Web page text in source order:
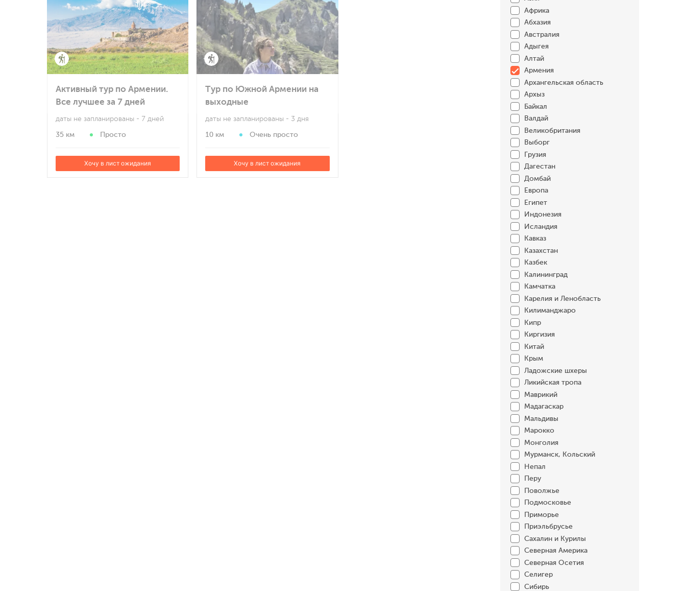
Активный тур по Армении.
Все лучшее за 7 дней
даты не запланированы - 7 дней
35 км Просто
Хочу в лист ожидания
Тур по Южной Армении на
выходные
даты не запланированы - 3 дня
10 км Очень просто
Хочу в лист ожидания
Африка
Абхазия
Австралия
Адыгея
Алтай
Армения
Архангельская область
Архыз
Байкал
Валдай
Великобритания
Выборг
Грузия
Дагестан
Домбай
Европа
Египет
Индонезия
Исландия
Кавказ
Казахстан
Казбек
Калининград
Камчатка
Карелия и Ленобласть
Килиманджаро
Кипр
Киргизия
Китай
Крым
Ладожские шхеры
Ликийская тропа
Маврикий
Мадагаскар
Мальдивы
Марокко
Монголия
Мурманск, Кольский
Непал
Перу
Поволжье
Подмосковье
Приморье
Приэльбрусье
Сахалин и Курилы
Северная Америка
Северная Осетия
Селигер
Сибирь